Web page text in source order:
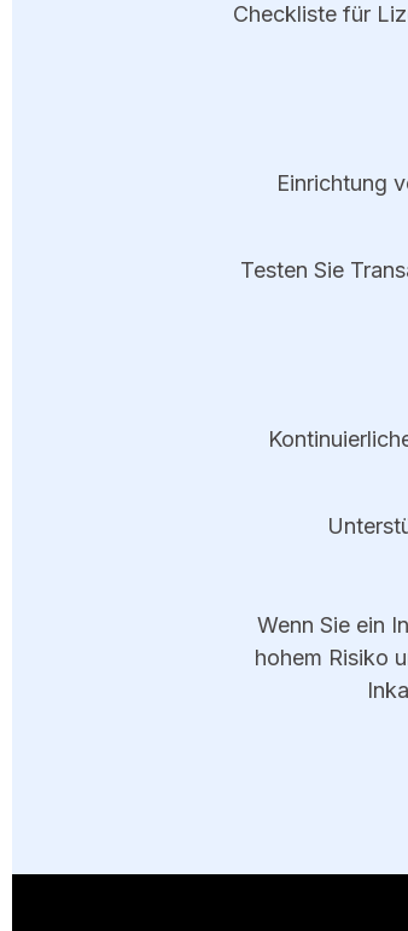
Checkliste für
Einrichtung
Testen Sie
Wenn Sie ein
hohem Risiko